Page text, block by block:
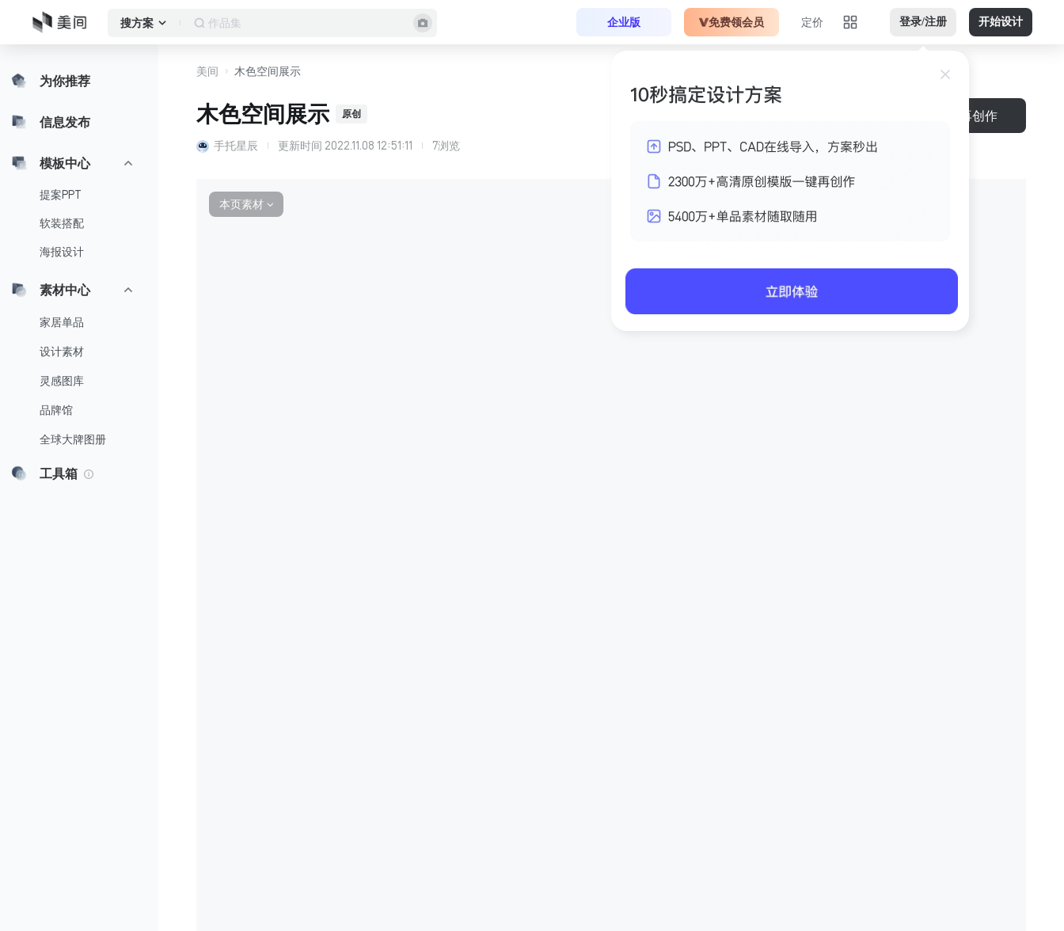
搜方案 作品集 企业版 免费领会员 定价 登录/注册 开始设计
为你推荐
信息发布
模板中心
提案PPT
软装搭配
海报设计
素材中心
家居单品
设计素材
灵感图库
品牌馆
全球大牌图册
工具箱
美间 木色空间展示
木色空间展示 原创
手托星辰 更新时间 2022.11.08 12:51:11 7浏览
再创作
本页素材 ∨